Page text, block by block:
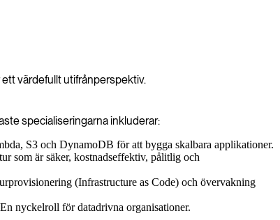
värdefullt utifrånperspektiv.
specialiseringarna inkluderar:
S3 och DynamoDB för att bygga skalbara applikationer.
som är säker, kostnadseffektiv, pålitlig och
(Infrastructure as Code) och övervakning
nyckelroll för datadrivna organisationer.